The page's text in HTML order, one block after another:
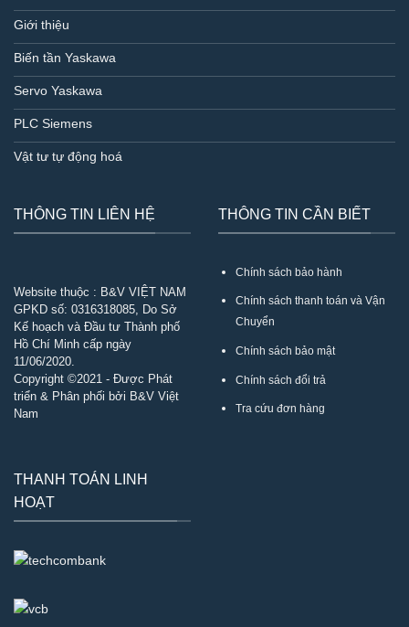
Giới thiệu
Biến tần Yaskawa
Servo Yaskawa
PLC Siemens
Vật tư tự động hoá
THÔNG TIN LIÊN HỆ
Website thuộc : B&V VIỆT NAM
GPKD số: 0316318085 , Do Sở
Kế hoạch và Đầu tư Thành phố
Hồ Chí Minh cấp ngày
11/06/2020.
Copyright ©2021 - Được Phát
triển & Phân phối bởi B&V Việt
Nam
THÔNG TIN CẦN BIẾT
Chính sách bảo hành
Chính sách thanh toán và Vận
Chuyển
Chính sách bảo mật
Chính sách đổi trả
Tra cứu đơn hàng
THANH TOÁN LINH
HOẠT